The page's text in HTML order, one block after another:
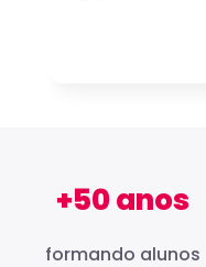
+50 anos
formando alunos